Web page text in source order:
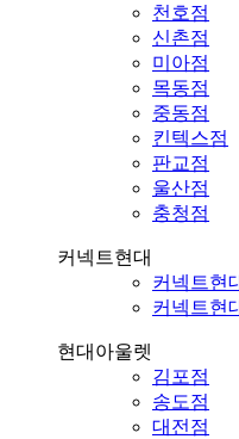
천호점
신촌점
미아점
목동점
중동점
킨텍스점
판교점
울산점
충청점
커넥트현대
커넥트현
커넥트현
현대아울렛
김포점
송도점
대전점